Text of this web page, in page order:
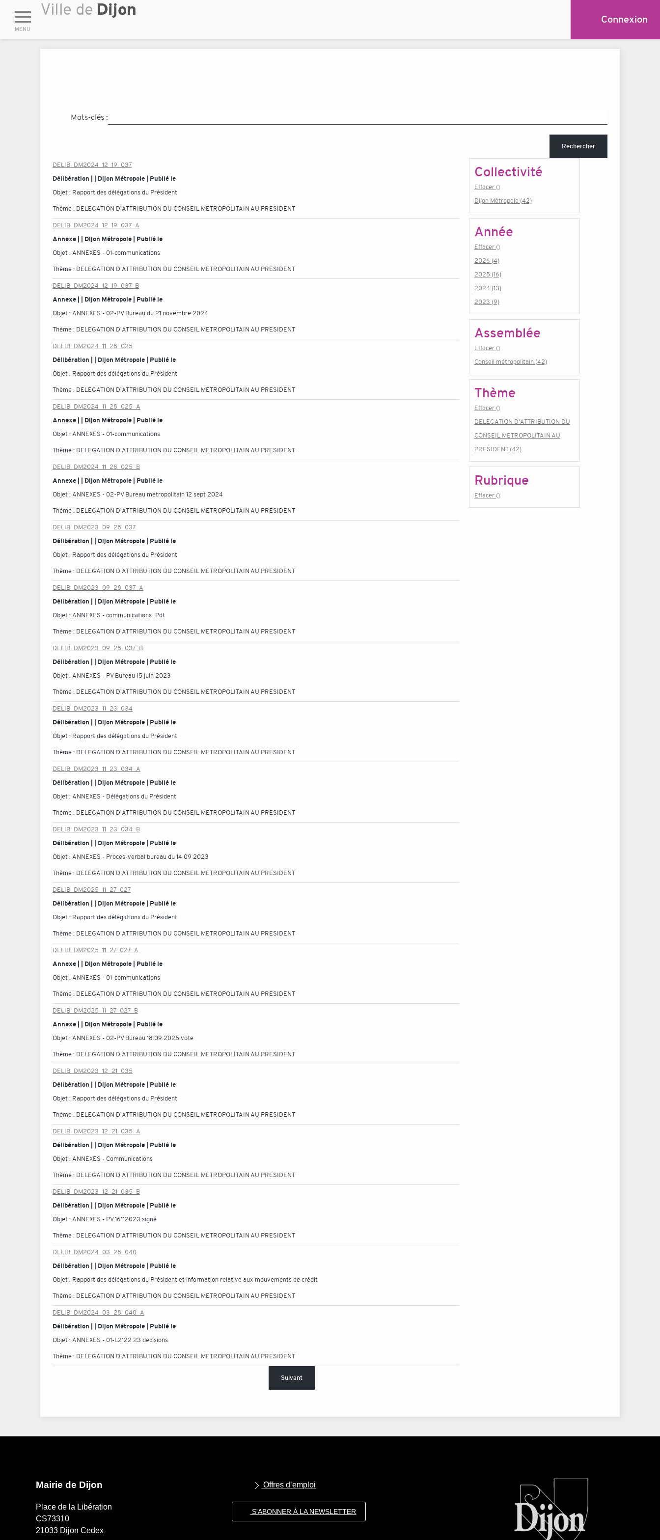
Connexion
Mots-clés :
Rechercher
DELIB_DM2024_12_19_037
Délibération | | Dijon Métropole | Publié le
Objet : Rapport des délégations du Président
Thème : DELEGATION D'ATTRIBUTION DU CONSEIL METROPOLITAIN AU PRESIDENT
DELIB_DM2024_12_19_037_A
Annexe | | Dijon Métropole | Publié le
Objet : ANNEXES - 01-communications
Thème : DELEGATION D'ATTRIBUTION DU CONSEIL METROPOLITAIN AU PRESIDENT
DELIB_DM2024_12_19_037_B
Annexe | | Dijon Métropole | Publié le
Objet : ANNEXES - 02-PV Bureau du 21 novembre 2024
Thème : DELEGATION D'ATTRIBUTION DU CONSEIL METROPOLITAIN AU PRESIDENT
DELIB_DM2024_11_28_025
Délibération | | Dijon Métropole | Publié le
Objet : Rapport des délégations du Président
Thème : DELEGATION D'ATTRIBUTION DU CONSEIL METROPOLITAIN AU PRESIDENT
DELIB_DM2024_11_28_025_A
Annexe | | Dijon Métropole | Publié le
Objet : ANNEXES - 01-communications
Thème : DELEGATION D'ATTRIBUTION DU CONSEIL METROPOLITAIN AU PRESIDENT
DELIB_DM2024_11_28_025_B
Annexe | | Dijon Métropole | Publié le
Objet : ANNEXES - 02-PV Bureau metropolitain 12 sept 2024
Thème : DELEGATION D'ATTRIBUTION DU CONSEIL METROPOLITAIN AU PRESIDENT
DELIB_DM2023_09_28_037
Délibération | | Dijon Métropole | Publié le
Objet : Rapport des délégations du Président
Thème : DELEGATION D'ATTRIBUTION DU CONSEIL METROPOLITAIN AU PRESIDENT
DELIB_DM2023_09_28_037_A
Délibération | | Dijon Métropole | Publié le
Objet : ANNEXES - communications_Pdt
Thème : DELEGATION D'ATTRIBUTION DU CONSEIL METROPOLITAIN AU PRESIDENT
DELIB_DM2023_09_28_037_B
Délibération | | Dijon Métropole | Publié le
Objet : ANNEXES - PV Bureau 15 juin 2023
Thème : DELEGATION D'ATTRIBUTION DU CONSEIL METROPOLITAIN AU PRESIDENT
DELIB_DM2023_11_23_034
Délibération | | Dijon Métropole | Publié le
Objet : Rapport des délégations du Président
Thème : DELEGATION D'ATTRIBUTION DU CONSEIL METROPOLITAIN AU PRESIDENT
DELIB_DM2023_11_23_034_A
Délibération | | Dijon Métropole | Publié le
Objet : ANNEXES - Délégations du Président
Thème : DELEGATION D'ATTRIBUTION DU CONSEIL METROPOLITAIN AU PRESIDENT
DELIB_DM2023_11_23_034_B
Délibération | | Dijon Métropole | Publié le
Objet : ANNEXES - Proces-verbal bureau du 14 09 2023
Thème : DELEGATION D'ATTRIBUTION DU CONSEIL METROPOLITAIN AU PRESIDENT
DELIB_DM2025_11_27_027
Délibération | | Dijon Métropole | Publié le
Objet : Rapport des délégations du Président
Thème : DELEGATION D'ATTRIBUTION DU CONSEIL METROPOLITAIN AU PRESIDENT
DELIB_DM2025_11_27_027_A
Annexe | | Dijon Métropole | Publié le
Objet : ANNEXES - 01-communications
Thème : DELEGATION D'ATTRIBUTION DU CONSEIL METROPOLITAIN AU PRESIDENT
DELIB_DM2025_11_27_027_B
Annexe | | Dijon Métropole | Publié le
Objet : ANNEXES - 02-PV Bureau 18.09.2025 vote
Thème : DELEGATION D'ATTRIBUTION DU CONSEIL METROPOLITAIN AU PRESIDENT
DELIB_DM2023_12_21_035
Délibération | | Dijon Métropole | Publié le
Objet : Rapport des délégations du Président
Thème : DELEGATION D'ATTRIBUTION DU CONSEIL METROPOLITAIN AU PRESIDENT
DELIB_DM2023_12_21_035_A
Délibération | | Dijon Métropole | Publié le
Objet : ANNEXES - Communications
Thème : DELEGATION D'ATTRIBUTION DU CONSEIL METROPOLITAIN AU PRESIDENT
DELIB_DM2023_12_21_035_B
Délibération | | Dijon Métropole | Publié le
Objet : ANNEXES - PV 16112023 signé
Thème : DELEGATION D'ATTRIBUTION DU CONSEIL METROPOLITAIN AU PRESIDENT
DELIB_DM2024_03_28_040
Délibération | | Dijon Métropole | Publié le
Objet : Rapport des délégations du Président et information relative aux mouvements de crédit
Thème : DELEGATION D'ATTRIBUTION DU CONSEIL METROPOLITAIN AU PRESIDENT
DELIB_DM2024_03_28_040_A
Délibération | | Dijon Métropole | Publié le
Objet : ANNEXES - 01-L2122 23 decisions
Thème : DELEGATION D'ATTRIBUTION DU CONSEIL METROPOLITAIN AU PRESIDENT
Collectivité
Effacer ()
Dijon Métropole (42)
Année
Effacer ()
2026 (4)
2025 (16)
2024 (13)
2023 (9)
Assemblée
Effacer ()
Conseil métropolitain (42)
Thème
Effacer ()
DELEGATION D'ATTRIBUTION DU
CONSEIL METROPOLITAIN AU
PRESIDENT (42)
Rubrique
Effacer ()
Suivant
Mairie de Dijon
Place de la Libération
CS73310
21033 Dijon Cedex
Offres d’emploi
S'ABONNER À LA NEWSLETTER